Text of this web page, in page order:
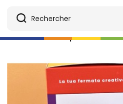
Créatif avec la Aqua Resin